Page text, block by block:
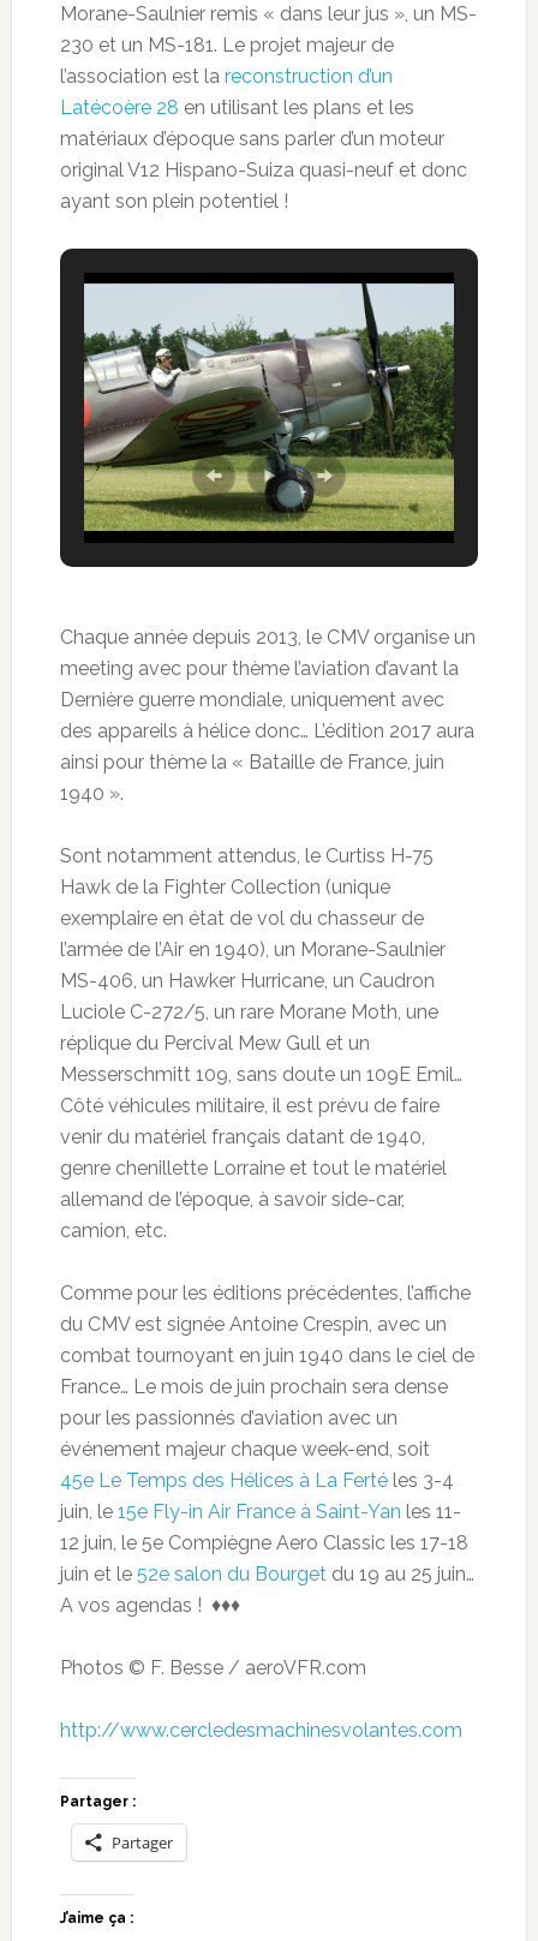
Morane-Saulnier remis « dans leur jus », un MS-
230 et un MS-181. Le projet majeur de
l’association est la reconstruction d’un
Latécoère 28 en utilisant les plans et les
matériaux d’époque sans parler d’un moteur
original V12 Hispano-Suiza quasi-neuf et donc
ayant son plein potentiel !
Chaque année depuis 2013, le CMV organise un
meeting avec pour thème l’aviation d’avant la
Dernière guerre mondiale, uniquement avec
des appareils à hélice donc… L’édition 2017 aura
ainsi pour thème la « Bataille de France, juin
1940 ».
Sont notamment attendus, le Curtiss H-75
Hawk de la Fighter Collection (unique
exemplaire en état de vol du chasseur de
l’armée de l’Air en 1940), un Morane-Saulnier
MS-406, un Hawker Hurricane, un Caudron
Luciole C-272/5, un rare Morane Moth, une
réplique du Percival Mew Gull et un
Messerschmitt 109, sans doute un 109E Emil…
Côté véhicules militaire, il est prévu de faire
venir du matériel français datant de 1940,
genre chenillette Lorraine et tout le matériel
allemand de l’époque, à savoir side-car,
camion, etc.
Comme pour les éditions précédentes, l’affiche
du CMV est signée Antoine Crespin, avec un
combat tournoyant en juin 1940 dans le ciel de
France… Le mois de juin prochain sera dense
pour les passionnés d’aviation avec un
événement majeur chaque week-end, soit
45e Le Temps des Hélices à La Fertéles 3-4
juin, le 15e Fly-in Air France à Saint-Yan les 11-
12 juin, le 5e Compiègne Aero Classic les 17-18
juin et le 52e salon du Bourgetdu 19 au 25 juin…
A vos agendas ! ♦♦♦
Photos © F. Besse / aeroVFR.com
http://www.cercledesmachinesvolantes.com
Partager :
Partager
J’aime ça :